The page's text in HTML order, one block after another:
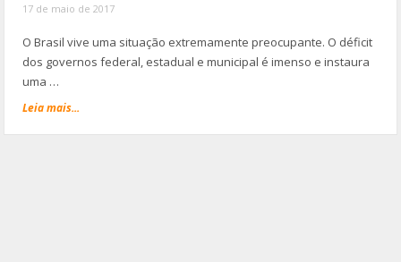
17 de maio de 2017
O Brasil vive uma situação extremamente preocupante. O déficit
dos governos federal, estadual e municipal é imenso e instaura
uma …
Leia mais...